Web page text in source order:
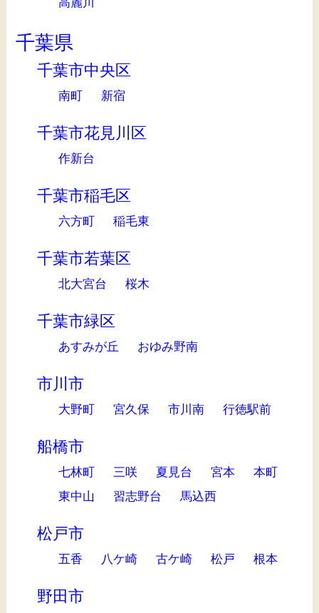
千葉県
千葉市中央区
南町 新宿
千葉市花見川区
作新台
千葉市稲毛区
六方町 稲毛東
千葉市若葉区
北大宮台 桜木
千葉市緑区
あすみが丘 おゆみ野南
市川市
大野町 宮久保 市川南 行徳駅前
船橋市
七林町 三咲 夏見台 宮本
本町
東中山
習志野台 馬込西
松戸市
五香 八ケ崎 古ケ崎 松戸 根本
野田市